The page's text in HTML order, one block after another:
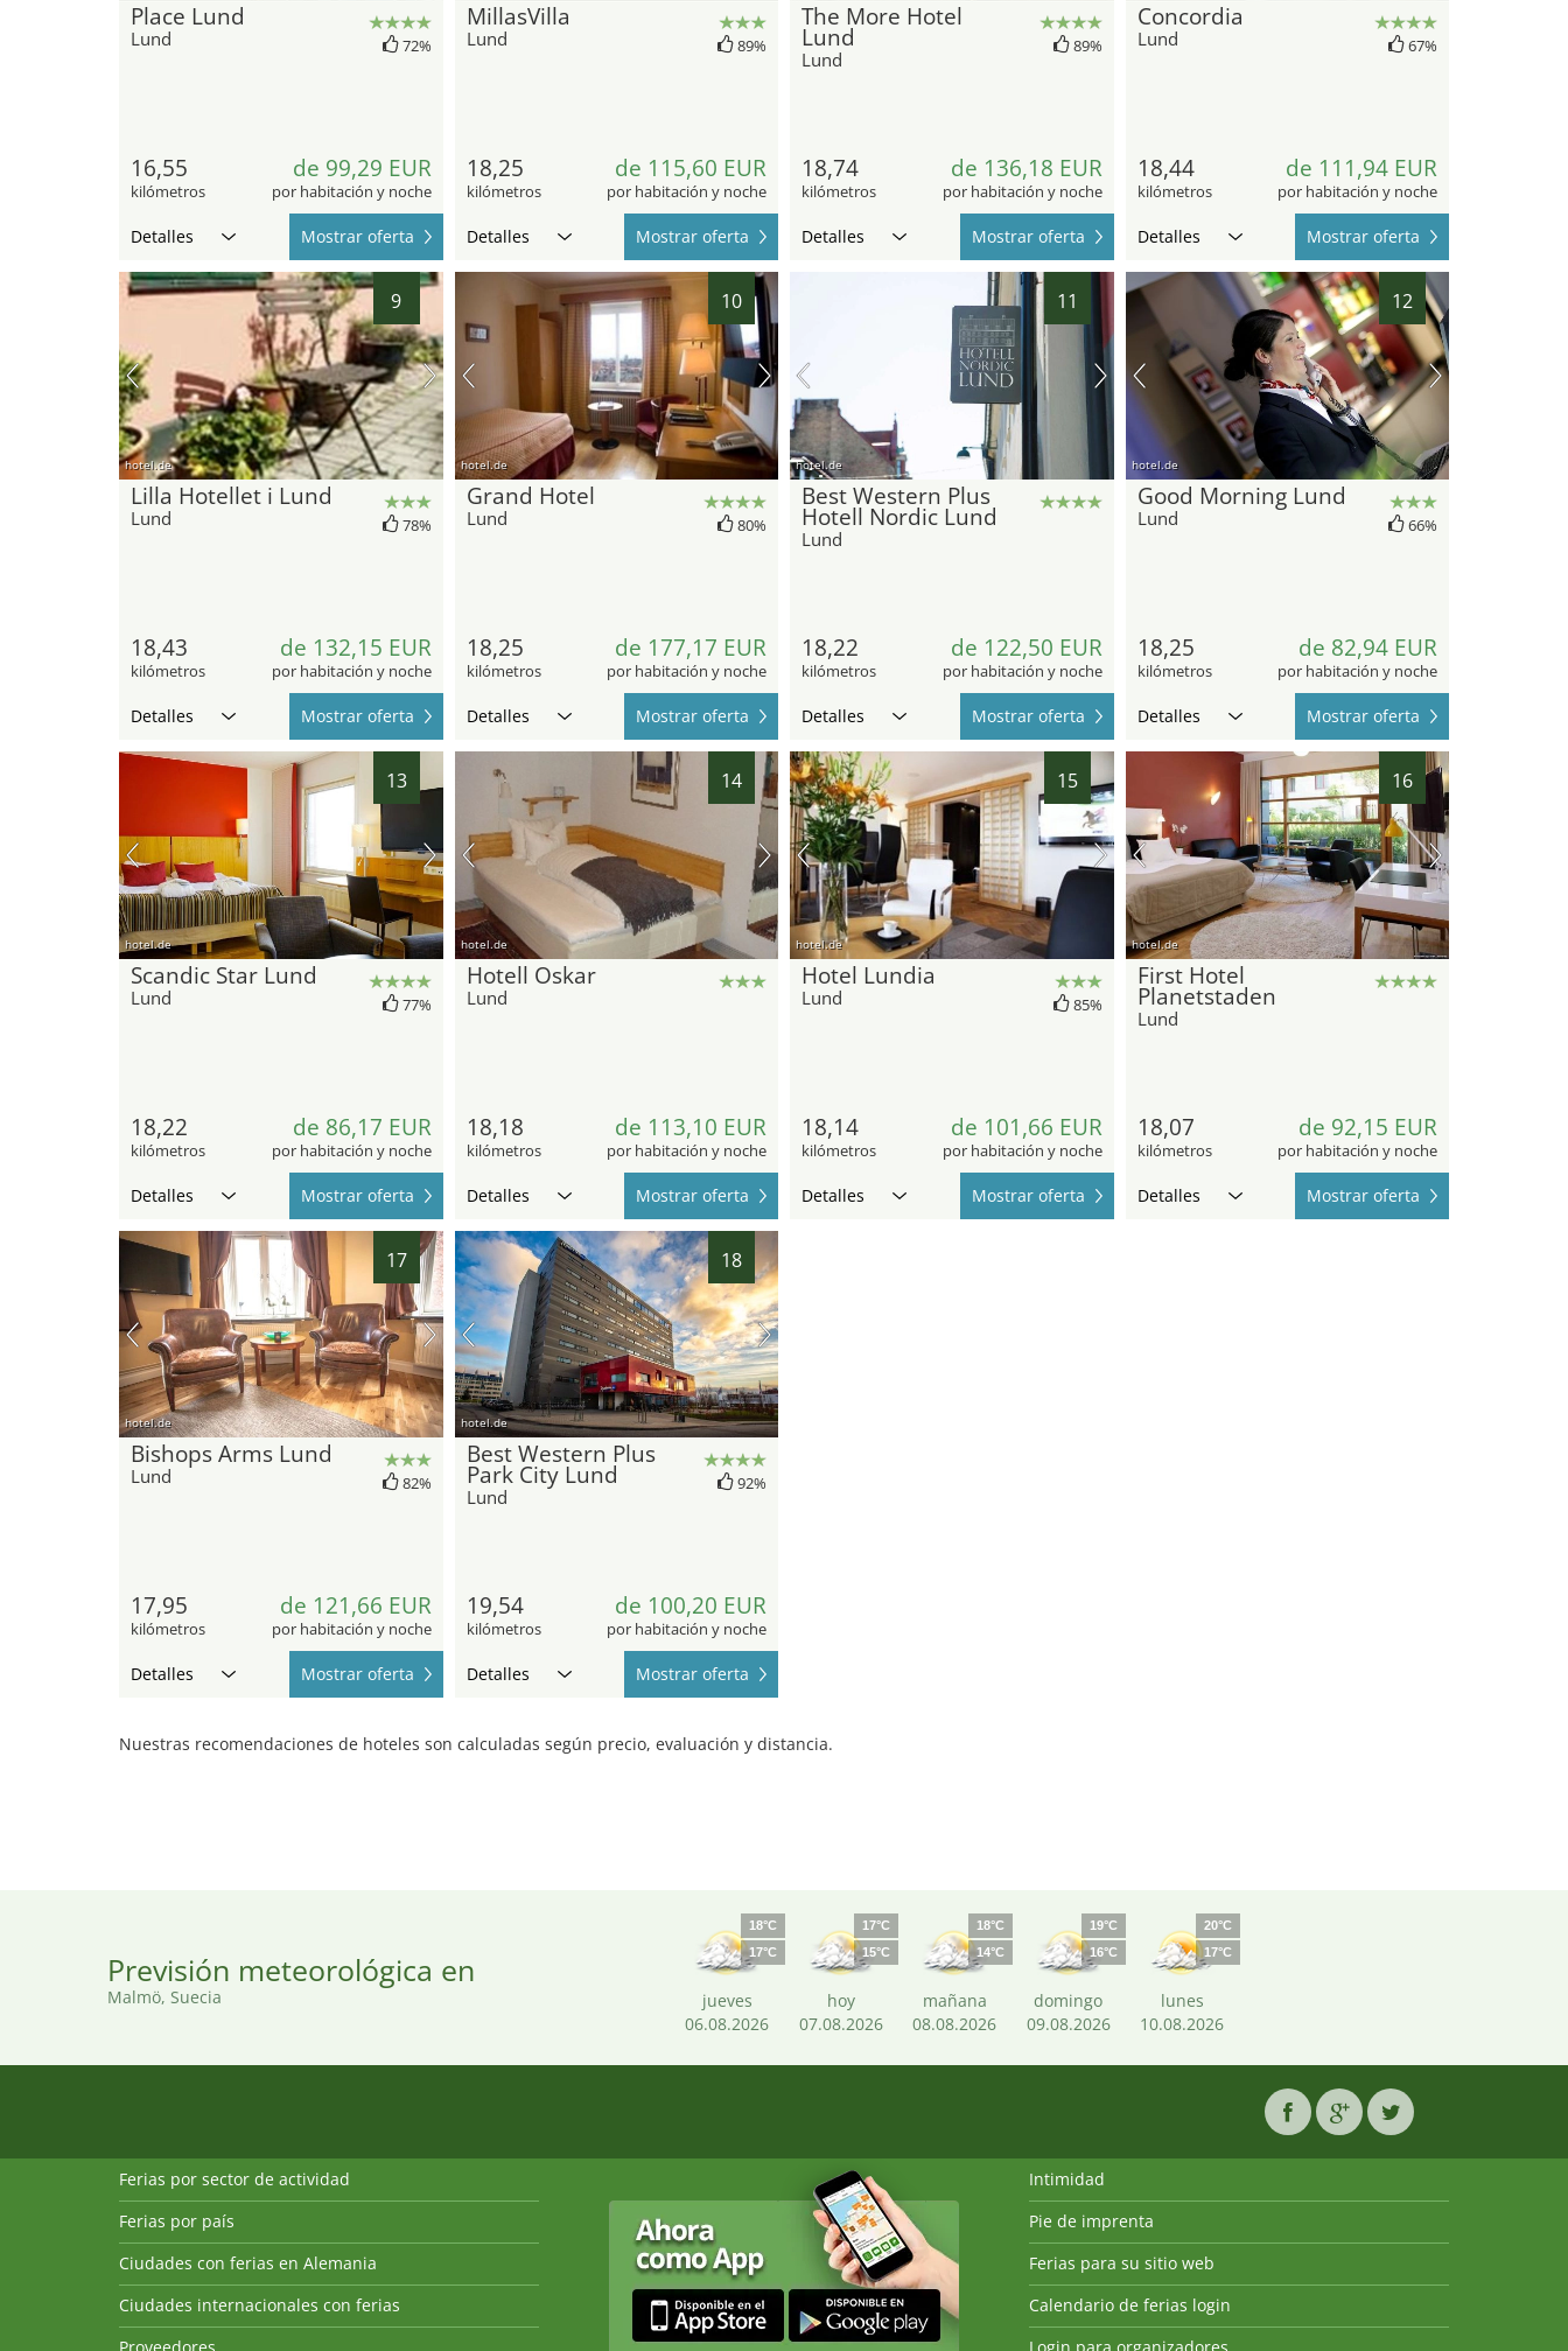
Place Lund
Lund 72%
16,55
kilómetros
de 99,29 EUR
por habitación y noche
Detalles Mostrar oferta
MillasVilla
Lund 89%
18,25
kilómetros
de 115,60 EUR
por habitación y noche
Detalles Mostrar oferta
The More Hotel
Lund
Lund
89%
18,74
kilómetros
de 136,18 EUR
por habitación y noche
Detalles Mostrar oferta
Concordia
Lund 67%
18,44
kilómetros
de 111,94 EUR
por habitación y noche
Detalles Mostrar oferta
9
hotel.de
Lilla Hotellet i Lund
Lund 78%
18,43
kilómetros
de 132,15 EUR
por habitación y noche
Detalles Mostrar oferta
10
hotel.de
Grand Hotel
Lund 80%
18,25
kilómetros
de 177,17 EUR
por habitación y noche
Detalles Mostrar oferta
11
hotel.de
Best Western Plus
Hotell Nordic Lund
Lund
18,22
kilómetros
de 122,50 EUR
por habitación y noche
Detalles Mostrar oferta
12
hotel.de
Good Morning Lund
Lund 66%
18,25
kilómetros
de 82,94 EUR
por habitación y noche
Detalles Mostrar oferta
13
hotel.de
Scandic Star Lund
Lund 77%
18,22
kilómetros
de 86,17 EUR
por habitación y noche
Detalles Mostrar oferta
14
hotel.de
Hotell Oskar
Lund
18,18
kilómetros
de 113,10 EUR
por habitación y noche
Detalles Mostrar oferta
15
hotel.de
Hotel Lundia
Lund 85%
18,14
kilómetros
de 101,66 EUR
por habitación y noche
Detalles Mostrar oferta
16
hotel.de
First Hotel
Planetstaden
Lund
18,07
kilómetros
de 92,15 EUR
por habitación y noche
Detalles Mostrar oferta
17
hotel.de
Bishops Arms Lund
Lund 82%
17,95
kilómetros
de 121,66 EUR
por habitación y noche
Detalles Mostrar oferta
18
hotel.de
Best Western Plus
Park City Lund
Lund
92%
19,54
kilómetros
de 100,20 EUR
por habitación y noche
Detalles Mostrar oferta
Nuestras recomendaciones de hoteles son calculadas según precio, evaluación y distancia.
Previsión meteorológica en
Malmö, Suecia
18°C
17°C
jueves
06.08.2026
17°C
15°C
hoy
07.08.2026
18°C
14°C
mañana
08.08.2026
19°C
16°C
domingo
09.08.2026
20°C
17°C
lunes
10.08.2026
Ferias por sector de actividad
Ferias por país
Ciudades con ferias en Alemania
Ciudades internacionales con ferias
Intimidad
Pie de imprenta
Ferias para su sitio web
Calendario de ferias login